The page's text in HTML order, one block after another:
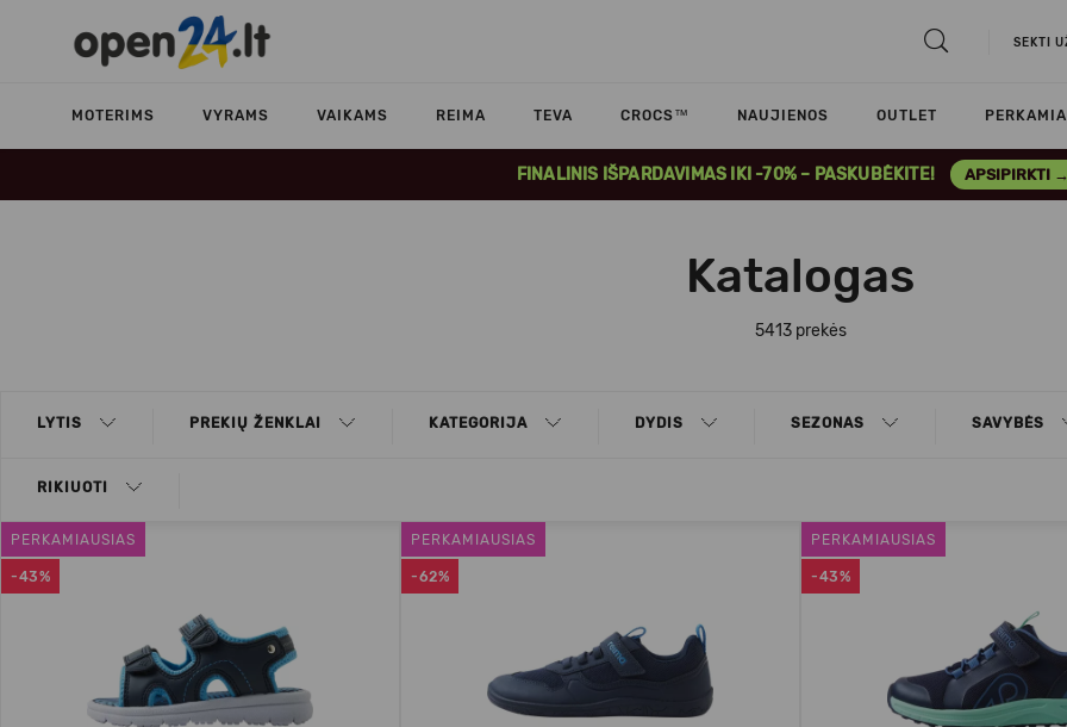
SEKTI
MOTERIMS VYRAMS VAIKAMS REIMA TEVA CROCS™ NAUJIENOS OUTLET
FINALINIS IŠPARDAVIMAS IKI -70% – PASKUBĖKITE! APSIPIRKTI →
Katalogas
5413 prekės
LYTIS PREKIŲ ŽENKLAI KATEGORIJA DYDIS SEZONAS SAVYBĖS
RIKIUOTI
-43%
PERKAMIAUSIAS
-62%
PERKAMIAUSIAS
-43%
PERKAMIAUSIAS